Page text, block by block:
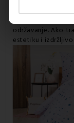
održavanje. Ako
estetiku i